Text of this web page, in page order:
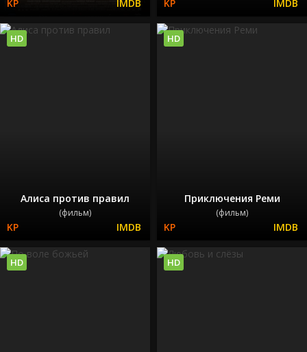
Алиса против правил
(фильм)
HD
Приключения Реми
(фильм)
HD
HD HD